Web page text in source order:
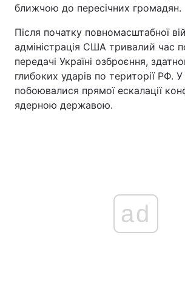
ближчою до пересічних громадян.
Після початку повномасштабної
адміністрація США тривалий час
передачі Україні озброєння,
глибоких ударів по території РФ.
побоювалися прямої ескалації
ядерною державою.
ad